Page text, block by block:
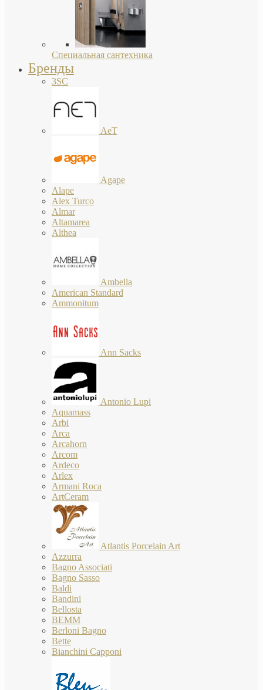
Специальная сантехника
Бренды
3SC
AeT
Agape
Alape
Alex Turco
Almar
Altamarea
Althea
Ambella
American Standard
Ammonitum
Ann Sacks
Antonio Lupi
Aquamass
Arbi
Arca
Arcahorn
Arcom
Ardeco
Arlex
Armani Roca
ArtCeram
Atlantis Porcelain Art
Azzurra
Bagno Associati
Bagno Sasso
Baldi
Bandini
Bellosta
BEMM
Berloni Bagno
Bette
Bianchini Capponi